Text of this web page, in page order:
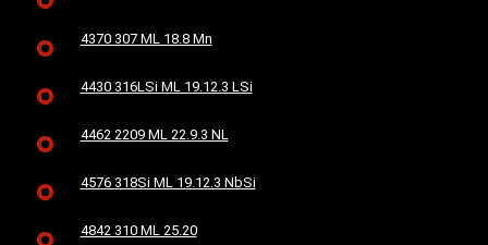
4370 307 ML 18.8 Mn
4430 316LSi ML 19.12.3 LSi
4462 2209 ML 22.9.3 NL
4576 318Si ML 19.12.3 NbSi
4842 310 ML 25.20